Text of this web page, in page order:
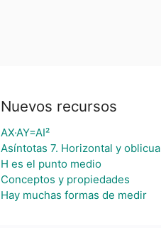
Nuevos recursos
AX·AY=AI²
Asíntotas 7. Horizontal y oblicua
H es el punto medio
Conceptos y propiedades
Hay muchas formas de medir